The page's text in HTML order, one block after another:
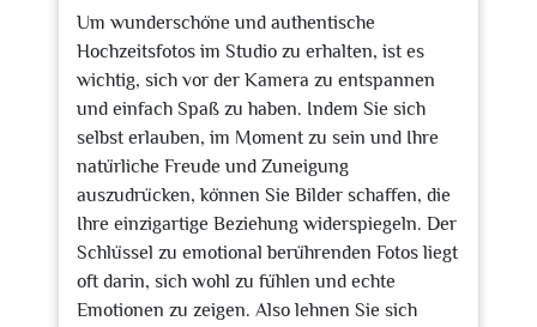
Um wunderschöne und authentische
Hochzeitsfotos im Studio zu erhalten, ist es
wichtig, sich vor der Kamera zu entspannen
und einfach Spaß zu haben. Indem Sie sich
selbst erlauben, im Moment zu sein und Ihre
natürliche Freude und Zuneigung
auszudrücken, können Sie Bilder schaffen, die
Ihre einzigartige Beziehung widerspiegeln. Der
Schlüssel zu emotional berührenden Fotos liegt
oft darin, sich wohl zu fühlen und echte
Emotionen zu zeigen. Also lehnen Sie sich